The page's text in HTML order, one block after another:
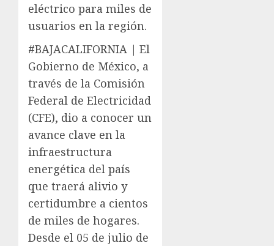
eléctrico para miles de
usuarios en la región.
#BAJACALIFORNIA | El
Gobierno de México, a
través de la Comisión
Federal de Electricidad
(CFE), dio a conocer un
avance clave en la
infraestructura
energética del país
que traerá alivio y
certidumbre a cientos
de miles de hogares.
Desde el 05 de julio de